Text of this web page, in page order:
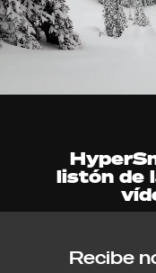
listón de
Recibe